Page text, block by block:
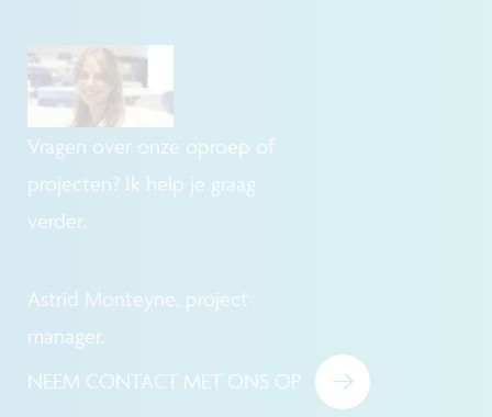
Vragen over onze oproep of
projecten? Ik help je graag
verder.
Astrid Monteyne, project
manager.
NEEM CONTACT MET ONS OP